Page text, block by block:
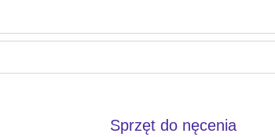
Sprzęt do nęcenia